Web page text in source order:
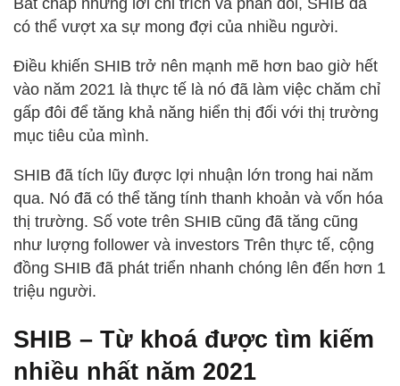
Bất chấp những lời chỉ trích và phản đối, SHIB đã
có thể vượt xa sự mong đợi của nhiều người.
Điều khiến SHIB trở nên mạnh mẽ hơn bao giờ hết
vào năm 2021 là thực tế là nó đã làm việc chăm chỉ
gấp đôi để tăng khả năng hiển thị đối với thị trường
mục tiêu của mình.
SHIB đã tích lũy được lợi nhuận lớn trong hai năm
qua. Nó đã có thể tăng tính thanh khoản và vốn hóa
thị trường. Số vote trên SHIB cũng đã tăng cũng
như lượng follower và investors Trên thực tế, cộng
đồng SHIB đã phát triển nhanh chóng lên đến hơn 1
triệu người.
SHIB – Từ khoá được tìm kiếm
nhiều nhất năm 2021